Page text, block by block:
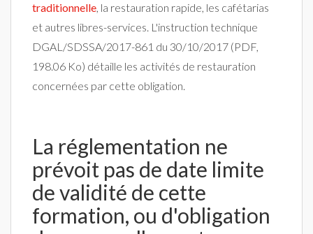
traditionnelle, la restauration rapide, les cafétarias
et autres libres-services. L'instruction technique
DGAL/SDSSA/2017-861 du 30/10/2017 (PDF,
198.06 Ko) détaille les activités de restauration
concernées par cette obligation.
La réglementation ne
prévoit pas de date limite
de validité de cette
formation, ou d'obligation